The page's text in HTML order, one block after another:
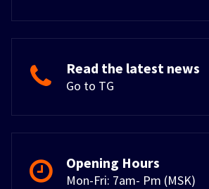
Read the latest news
Go to TG
Opening Hours
Mon-Fri: 7am- Pm (MSK)